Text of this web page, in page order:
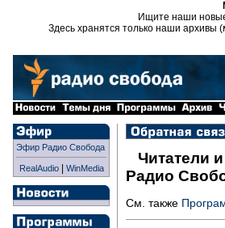
Ищите наши
Здесь хранятся только наши архивы
Эфир Радио Свобода
RealAudio| WinMedia
Читатели
Радио
См. также